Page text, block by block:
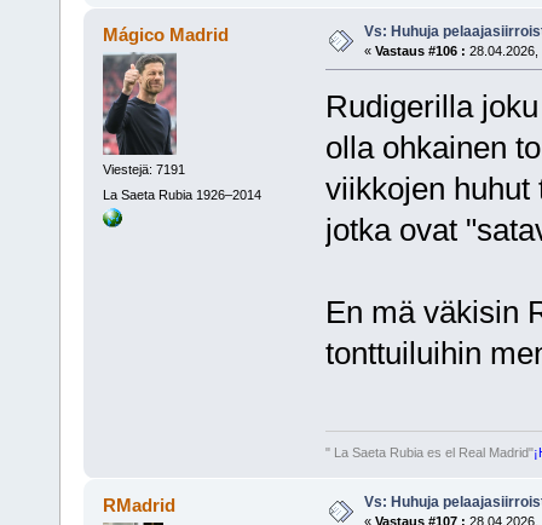
Mágico Madrid
Viestejä: 7191
La Saeta Rubia 1926–2014
Vs: Huhuja
« Vastaus #106 : 28.04.2026,
Rudigerilla
olla ohkainen
viikkojen huhut
jotka ovat
En mä väkisin
tonttuiluihin
" La Saeta Rubia es el Real Madrid"
RMadrid Vs: Huhuja
« Vastaus #107 : 28.04.2026,